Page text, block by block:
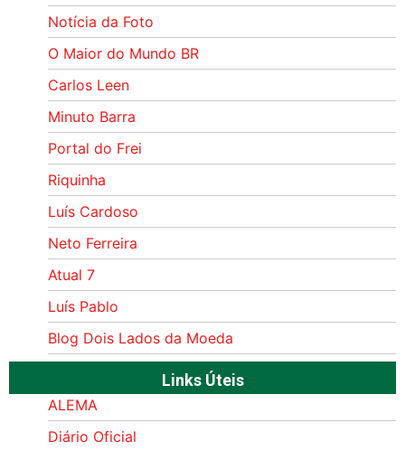
Notícia da Foto
O Maior do Mundo BR
Carlos Leen
Minuto Barra
Portal do Frei
Riquinha
Luís Cardoso
Neto Ferreira
Atual 7
Luís Pablo
Blog Dois Lados da Moeda
Links Úteis
ALEMA
Diário Oficial